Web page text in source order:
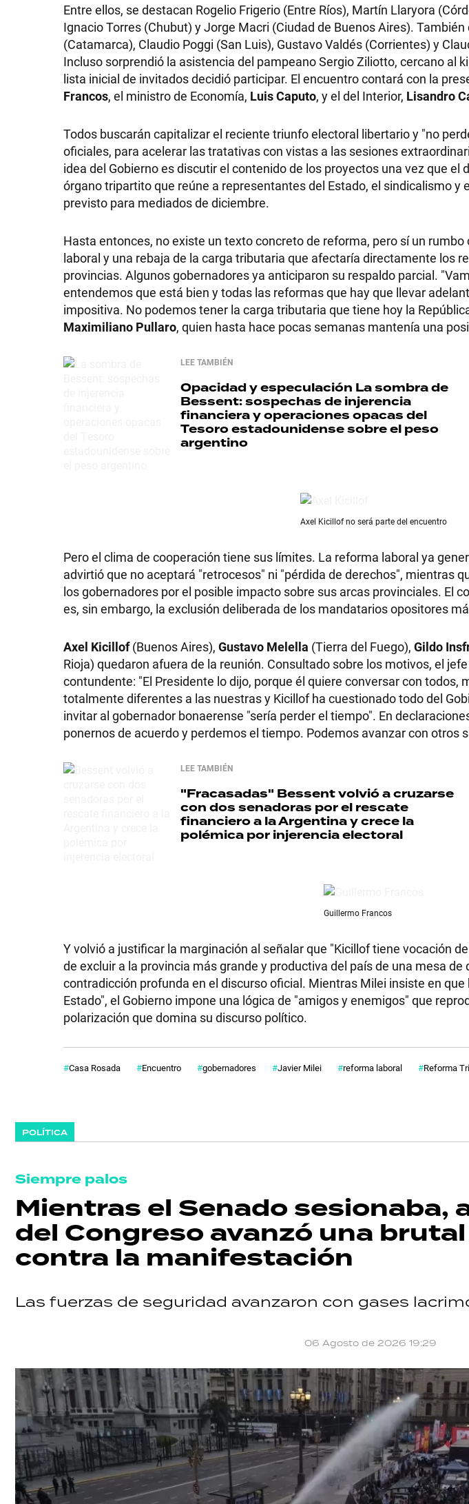
Entre ellos, se destacan Rogelio Frigerio (Entre Ríos), Martín Llaryora
Ignacio Torres (Chubut) y Jorge Macri (Ciudad de Buenos Aires).
(Catamarca), Claudio Poggi (San Luis), Gustavo Valdés (Corrientes) y
Incluso sorprendió la asistencia del pampeano Sergio Ziliotto, cercano al
lista inicial de invitados decidió participar. El encuentro contará con la
Francos, el ministro de Economía, Luis Caputo, y el del Interior, Lisandro
Todos buscarán capitalizar el reciente triunfo electoral libertario y "no
oficiales, para acelerar las tratativas con vistas a las sesiones
idea del Gobierno es discutir el contenido de los proyectos una vez que el
órgano tripartito que reúne a representantes del Estado, el sindicalismo y
previsto para mediados de diciembre.
Hasta entonces, no existe un texto concreto de reforma, pero sí un
laboral y una rebaja de la carga tributaria que afectaría directamente los
provincias. Algunos gobernadores ya anticiparon su respaldo parcial.
entendemos que está bien y todas las reformas que hay que llevar
impositiva. No podemos tener la carga tributaria que tiene hoy la
Maximiliano Pullaro, quien hasta hace pocas semanas mantenía una
LEE TAMBIÉN
Opacidad y especulación La sombra de
Bessent: sospechas de injerencia
financiera y operaciones opacas del
Tesoro estadounidense sobre el peso
argentino
Axel Kicillof no será parte del encuentro
Pero el clima de cooperación tiene sus límites. La reforma laboral ya
advirtió que no aceptará "retrocesos" ni "pérdida de derechos", mientras
los gobernadores por el posible impacto sobre sus arcas provinciales. El
es, sin embargo, la exclusión deliberada de los mandatarios opositores
Axel Kicillof(Buenos Aires), Gustavo Melella (Tierra del Fuego), Gildo
Rioja) quedaron afuera de la reunión. Consultado sobre los motivos, el
contundente: "El Presidente lo dijo, porque él quiere conversar con todos,
totalmente diferentes a las nuestras y Kicillof ha cuestionado todo del
invitar al gobernador bonaerense "sería perder el tiempo". En
ponernos de acuerdo y perdemos el tiempo. Podemos avanzar con otros
LEE TAMBIÉN
"Fracasadas" Bessent volvió a cruzarse
con dos senadoras por el rescate
financiero a la Argentina y crece la
polémica por injerencia electoral
Guillermo Francos
Y volvió a justificar la marginación al señalar que "Kicillof tiene vocación
de excluir a la provincia más grande y productiva del país de una mesa
contradicción profunda en el discurso oficial. Mientras Milei insiste en
Estado", el Gobierno impone una lógica de "amigos y enemigos" que
polarización que domina su discurso político.
Casa Rosada Encuentro gobernadores Javier Milei reforma laboral Reforma
POLÍTICA
Siempre palos
Mientras el Senado sesionaba,
del Congreso avanzó una
contra la manifestación
Las fuerzas de seguridad avanzaron con gases
06 Agosto de 2026 19:29
SHOW
POLÍTICA
ACTUALIDAD
ECONOMÍA
GRAN
HERMANO
SALUD
DEPORTES
TECNOLOGÍA